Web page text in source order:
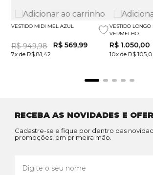
VESTIDO MIDI MEL AZUL
R$ 949,98 R$ 569,99
7x de R$ 81,42
VESTIDO
VERMELHO
R$ 1.050,00
10x de R$
RECEBA AS NOVIDADES E
Cadastre-se e fique por dentro das
promoções, em primeira mão.